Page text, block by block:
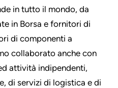
in tutto il mondo, da
in Borsa e fornitori di
di componenti a
collaborato anche con
attività indipendenti,
di servizi di logistica e di